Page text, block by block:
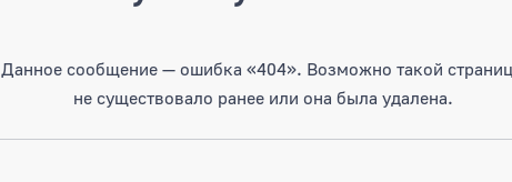
Данное сообщение — ошибка «404». Возможно такой
не существовало ранее или она была удалена.